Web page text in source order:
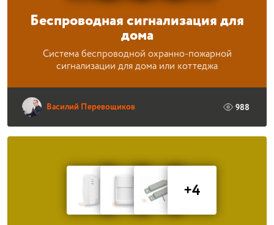
Беспроводная сигнализация для
дома
Система беспроводной охранно-пожарной
сигнализации для дома или коттеджа
Василий Перевощиков 988
+4